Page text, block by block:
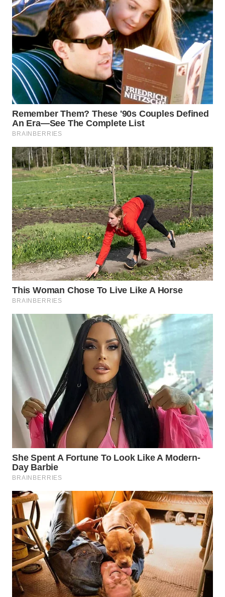
WN
TEBING
TINGGI
WN
PAKPAK
WN
KARAWANG
WN
BEKASI
WN
BOGOR
WN
DEPOK
WN
TAPANULI
UTARA
WN
SAMOSIR
WN
PADANG
LAWAS
WN
SUMEDANG
WN
CIANJUR
WN
KEPULAUAN
SERIBU
WN
TANGERANG
WN
BINJAI
WN
CIREBON